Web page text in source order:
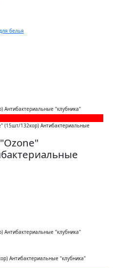
белья
Антибактериальные "клубника"
Антибактериальные "клубника"
Антибактериальные "клубника"